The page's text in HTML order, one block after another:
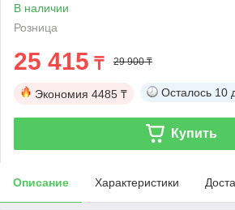
В наличии
Розница
25 415 ₸ 29 900 ₸
Экономия 4485 ₸ Осталось 10
Купить
Описание Характеристики